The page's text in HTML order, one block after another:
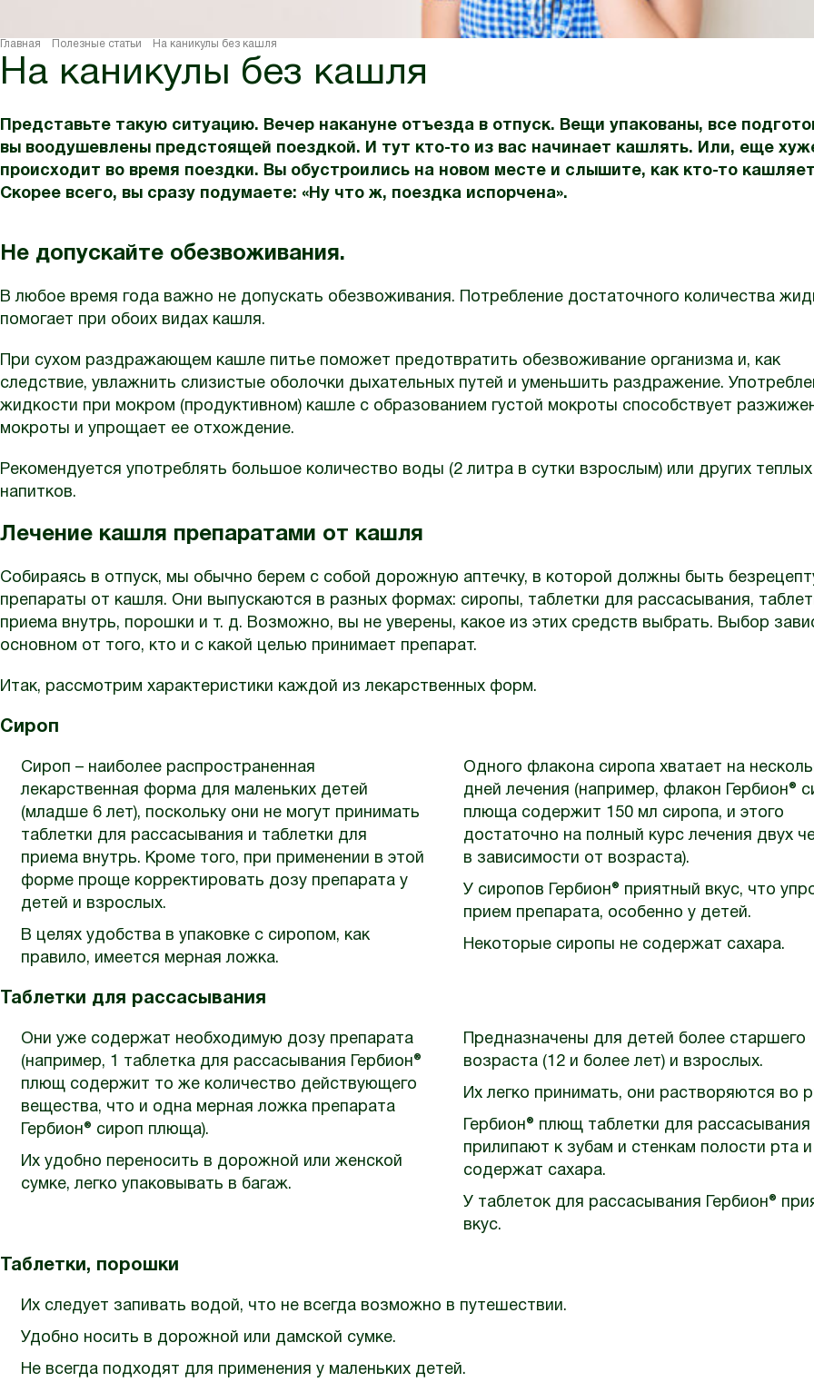
Главная Полезные статьи На каникулы без кашля
На каникулы без кашля
Представьте такую ситуацию. Вечер накануне отъезда в отпуск. Вещи упакованы, все
вы воодушевлены предстоящей поездкой. И тут кто-то из вас начинает кашлять. Или, еще
происходит во время поездки. Вы обустроились на новом месте и слышите, как кто-то
Скорее всего, вы сразу подумаете: «Ну что ж, поездка испорчена».
Не допускайте обезвоживания.
В любое время года важно не допускать обезвоживания. Потребление достаточного количества
помогает при обоих видах кашля.
При сухом раздражающем кашле питье поможет предотвратить обезвоживание организма и, как
следствие, увлажнить слизистые оболочки дыхательных путей и уменьшить раздражение.
жидкости при мокром (продуктивном) кашле с образованием густой мокроты способствует
мокроты и упрощает ее отхождение.
Рекомендуется употреблять большое количество воды (2 литра в сутки взрослым) или других теплых
напитков.
Лечение кашля препаратами от кашля
Собираясь в отпуск, мы обычно берем с собой дорожную аптечку, в которой должны быть
препараты от кашля. Они выпускаются в разных формах: сиропы, таблетки для рассасывания,
приема внутрь, порошки и т. д. Возможно, вы не уверены, какое из этих средств выбрать. Выбор
основном от того, кто и с какой целью принимает препарат.
Итак, рассмотрим характеристики каждой из лекарственных форм.
Сироп
Сироп – наиболее распространенная
лекарственная форма для маленьких детей
(младше 6 лет), поскольку они не могут принимать
таблетки для рассасывания и таблетки для
приема внутрь. Кроме того, при применении в этой
форме проще корректировать дозу препарата у
детей и взрослых.
В целях удобства в упаковке с сиропом, как
правило, имеется мерная ложка.
Одного флакона сиропа хватает на
дней лечения (например, флакон Гербион®
плюща содержит 150 мл сиропа, и этого
достаточно на полный курс лечения двух
в зависимости от возраста).
У сиропов Гербион® приятный вкус, что
прием препарата, особенно у детей.
Некоторые сиропы не содержат сахара.
Таблетки для рассасывания
Они уже содержат необходимую дозу препарата
(например, 1 таблетка для рассасывания Гербион®
плющ содержит то же количество действующего
вещества, что и одна мерная ложка препарата
Гербион® сироп плюща).
Их удобно переносить в дорожной или женской
сумке, легко упаковывать в багаж.
Предназначены для детей более старшего
возраста (12 и более лет) и взрослых.
Их легко принимать, они растворяются во
Гербион® плющ таблетки для рассасывания
прилипают к зубам и стенкам полости рта
содержат сахара.
У таблеток для рассасывания Гербион®
вкус.
Таблетки, порошки
Их следует запивать водой, что не всегда возможно в путешествии.
Удобно носить в дорожной или дамской сумке.
Не всегда подходят для применения у маленьких детей.